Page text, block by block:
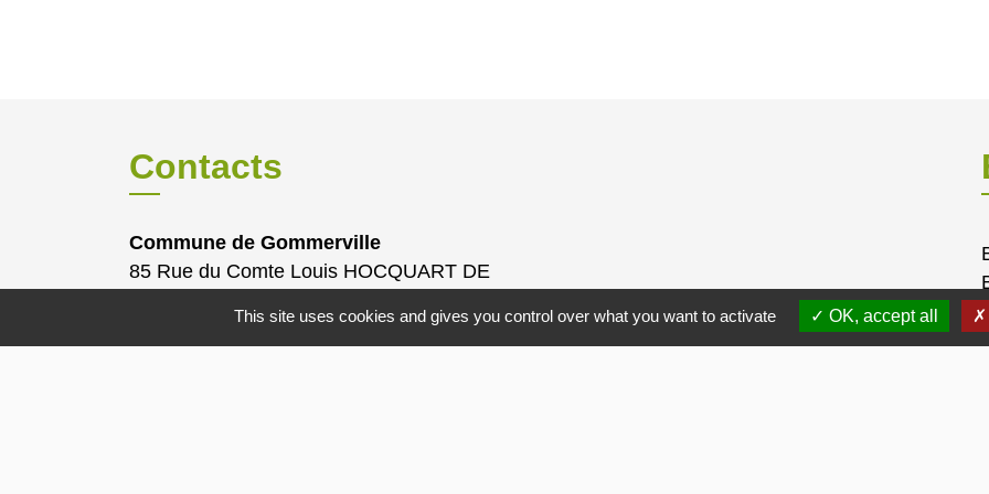
Contacts
Commune de Gommerville
85 Rue du Comte Louis HOCQUART DE
76430 Gommerville - FRANCE
This site uses cookies and gives you control over what you want to activate OK, accept all